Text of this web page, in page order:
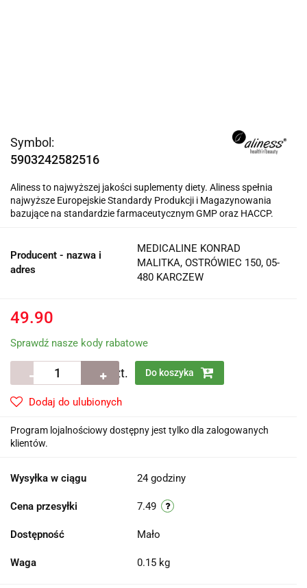
Symbol:
5903242582516
Aliness to najwyższej jakości suplementy diety. Aliness spełnia
najwyższe Europejskie Standardy Produkcji i Magazynowania
bazujące na standardzie farmaceutycznym GMP oraz HACCP.
Producent - nazwa i
adres
MEDICALINE KONRAD
MALITKA, OSTRÓWIEC 150, 05-
480 KARCZEW
49.90
Sprawdź nasze kody rabatowe
szt. Do koszyka
Dodaj do ulubionych
Program lojalnościowy dostępny jest tylko dla zalogowanych
klientów.
Wysyłka w ciągu 24 godziny
Cena przesyłki 7.49
Dostępność Mało
Waga 0.15 kg